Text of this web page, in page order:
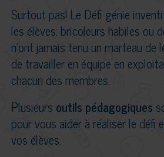
Surtout pas! Le Défi génie
les élèves: bricoleurs habiles ou
n’ont jamais tenu un marteau de
de travailler en équipe en
chacun des membres.
Plusieurs outils pédagogiques
pour vous aider à réaliser le défi
vos élèves.